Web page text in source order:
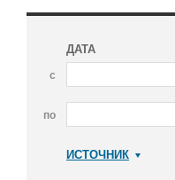
ДАТА
с
по
ИСТОЧНИК